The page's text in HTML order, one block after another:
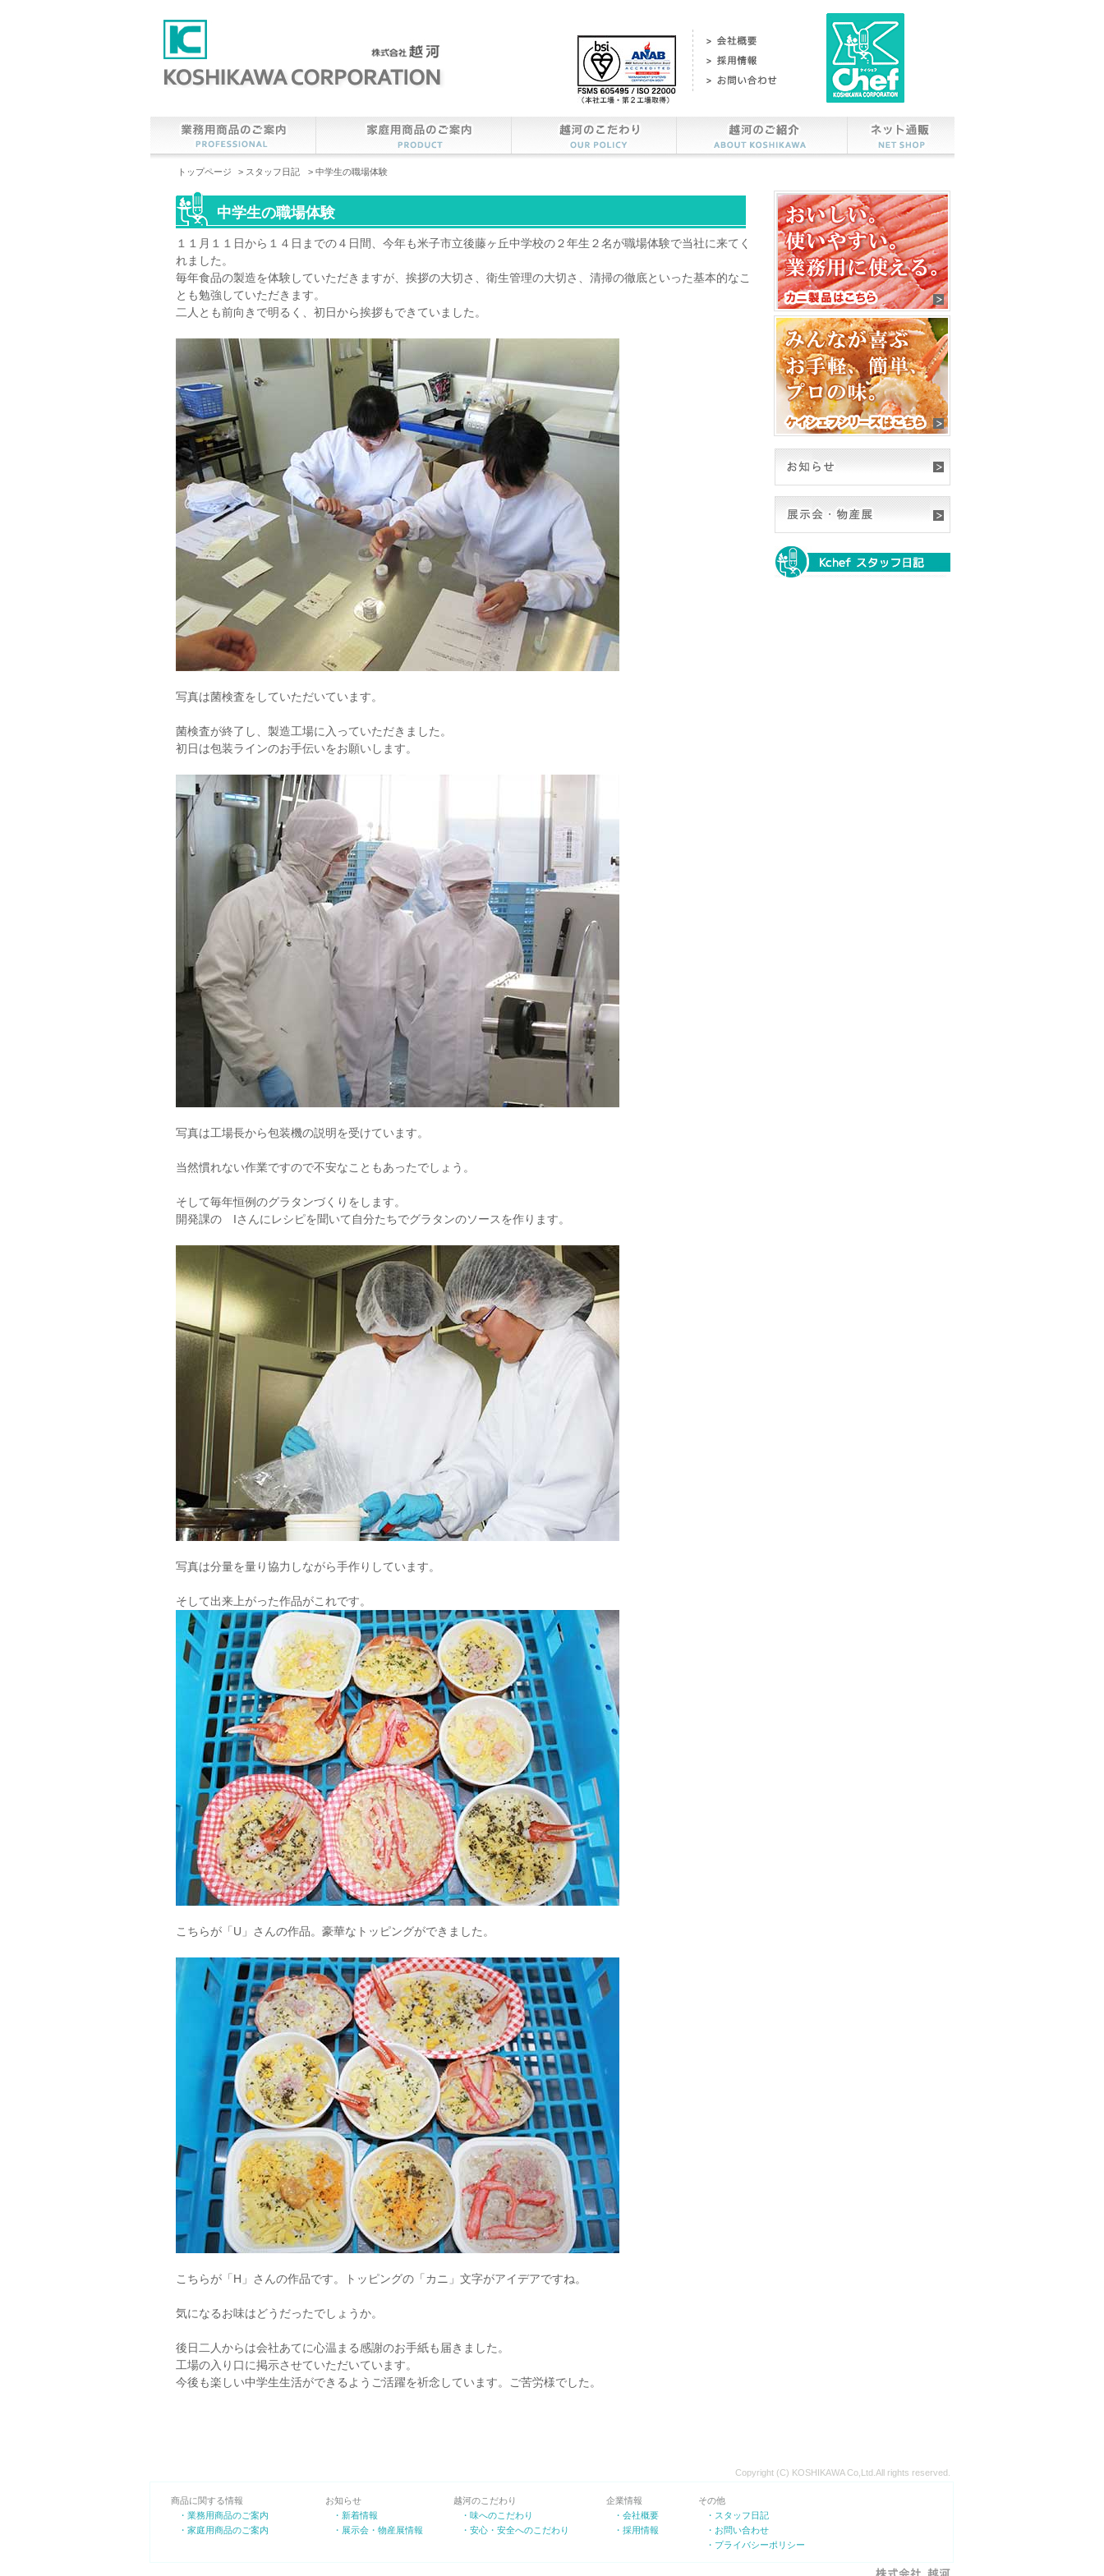
トップページ > スタッフ日記 > 中学生の職場体験
中学生の職場体験
１１月１１日から１４日までの４日間、今年も米子市立後藤ヶ丘中学校の２年生２名が職場体験で当社に来てく
れました。
毎年食品の製造を体験していただきますが、挨拶の大切さ、衛生管理の大切さ、清掃の徹底といった基本的なこ
とも勉強していただきます。
二人とも前向きで明るく、初日から挨拶もできていました。
写真は菌検査をしていただいています。
菌検査が終了し、製造工場に入っていただきました。
初日は包装ラインのお手伝いをお願いします。
写真は工場長から包装機の説明を受けています。
当然慣れない作業ですので不安なこともあったでしょう。
そして毎年恒例のグラタンづくりをします。
開発課の Iさんにレシピを聞いて自分たちでグラタンのソースを作ります。
写真は分量を量り協力しながら手作りしています。
そして出来上がった作品がこれです。
こちらが「U」さんの作品。豪華なトッピングができました。
こちらが「H」さんの作品です。トッピングの「カニ」文字がアイデアですね。
気になるお味はどうだったでしょうか。
後日二人からは会社あてに心温まる感謝のお手紙も届きました。
工場の入り口に掲示させていただいています。
今後も楽しい中学生生活ができるようご活躍を祈念しています。ご苦労様でした。
Copyright (C) KOSHIKAWA Co,Ltd.All rights reserved.
商品に関する情報
・業務用商品のご案内
・家庭用商品のご案内
お知らせ
・新着情報
・展示会・物産展情報
越河のこだわり
・味へのこだわり
・安心・安全へのこだわり
企業情報
・会社概要
・採用情報
その他
・スタッフ日記
・お問い合わせ
・プライバシーポリシー